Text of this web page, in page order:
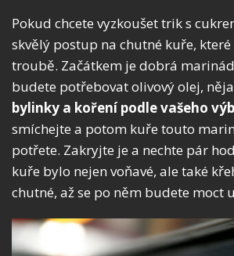
Pokud chcete vyzkoušet trik s
skvělý postup na chutné kuře, které
troubě. Začátkem je dobrá
budete potřebovat olivový olej,
bylinky a koření podle vašeho
smíchejte a potom kuře touto
potřete. Zakryjte je a nechte pár
kuře bylo nejen voňavé, ale také
chutné, až se po něm budete moct